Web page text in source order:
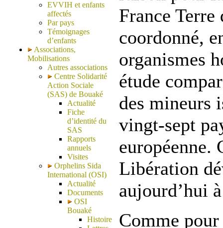
EVVIH et enfants
affectés
Par pays
Témoignages
d’enfants
Associations,
Mobilisations
Autres associations
Centre Solidarité
Action Sociale
(SAS) de Bouaké
Actualité
Fiche
d’identité du
SAS
Rapports
annuels
Visites
Orphelins Sida
International (OSI)
Actualité
Documents
OSI
Bouaké
Histoire
France Terre
coordonné,
organismes
étude
des mineurs
vingt-sept
européenne.
Libération
aujourd’hui
Comme